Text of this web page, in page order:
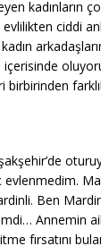
kadınların
ciddi
içerisinde
evlenmedim.
Ben
Annemin
fırsatını